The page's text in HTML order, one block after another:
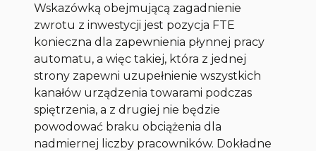
Wskazówką obejmującą zagadnienie
zwrotu z inwestycji jest pozycja FTE
konieczna dla zapewnienia płynnej pracy
automatu, a więc takiej, która z jednej
strony zapewni uzupełnienie wszystkich
kanałów urządzenia towarami podczas
spiętrzenia, a z drugiej nie będzie
powodować braku obciążenia dla
nadmiernej liczby pracowników. Dokładne